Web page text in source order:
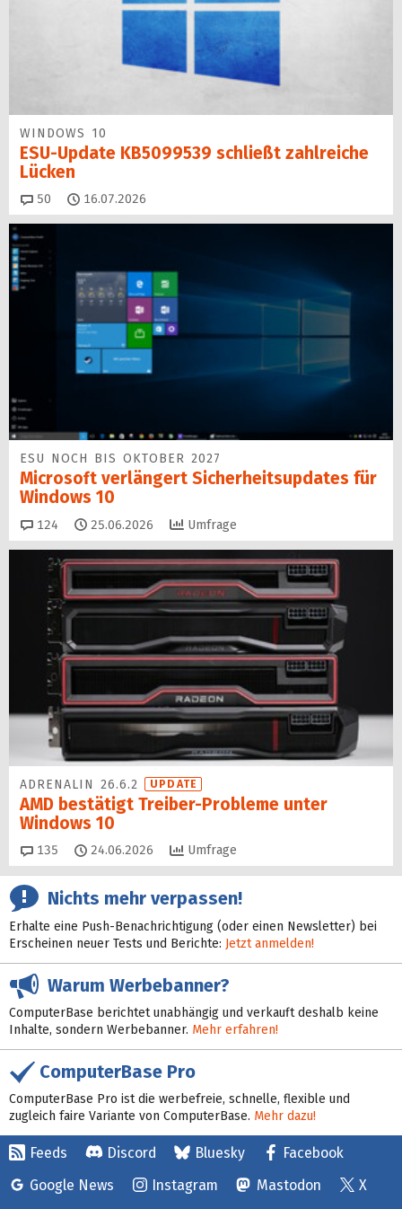
WINDOWS 10
ESU-Update KB5099539 schließt zahlreiche
Lücken
50 Kommentare
16.07.2026
ESU NOCH BIS OKTOBER 2027
Microsoft verlängert Sicherheitsupdates für
Windows 10
124 Kommentare
25.06.2026 Umfrage
ADRENALIN 26.6.2 UPDATE
AMD bestätigt Treiber-Probleme unter
Windows 10
135 Kommentare
24.06.2026 Umfrage
Nichts mehr verpassen!
Erhalte eine Push-Benachrichtigung (oder einen Newsletter) bei
Erscheinen neuer Tests und Berichte: Jetzt anmelden!
Warum Werbebanner?
ComputerBase berichtet unabhängig und verkauft deshalb keine
Inhalte, sondern Werbebanner. Mehr erfahren!
ComputerBase Pro
ComputerBase Pro ist die werbefreie, schnelle, flexible und
zugleich faire Variante von ComputerBase. Mehr dazu!
Feeds Discord Bluesky
Facebook
Google News
Instagram Mastodon
X